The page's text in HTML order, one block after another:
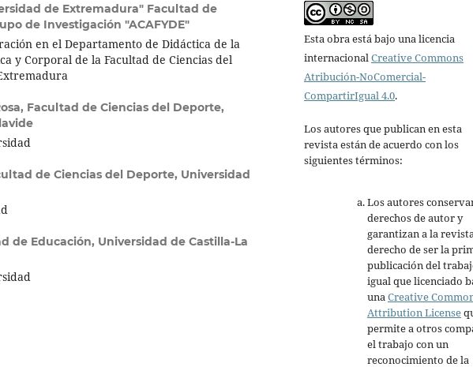
de Extremadura" Facultad de
de Investigación "ACAFYDE"
en el Departamento de Didáctica de la
y Corporal de la Facultad de Ciencias del
Facultad de Ciencias del Deporte,
de Ciencias del Deporte, Universidad
de Educación, Universidad de Castilla-La
Esta obra está bajo una licencia
internacional Creative Commons
Atribución-NoComercial-
CompartirIgual 4.0.
Los autores que publican en esta
revista están de acuerdo con los
siguientes términos:
Los autores
derechos de autor y
garantizan a la
derecho de ser la
publicación del
igual que licenciado
una Creative
Attribution License
permite a otros
el trabajo con un
reconocimiento de la